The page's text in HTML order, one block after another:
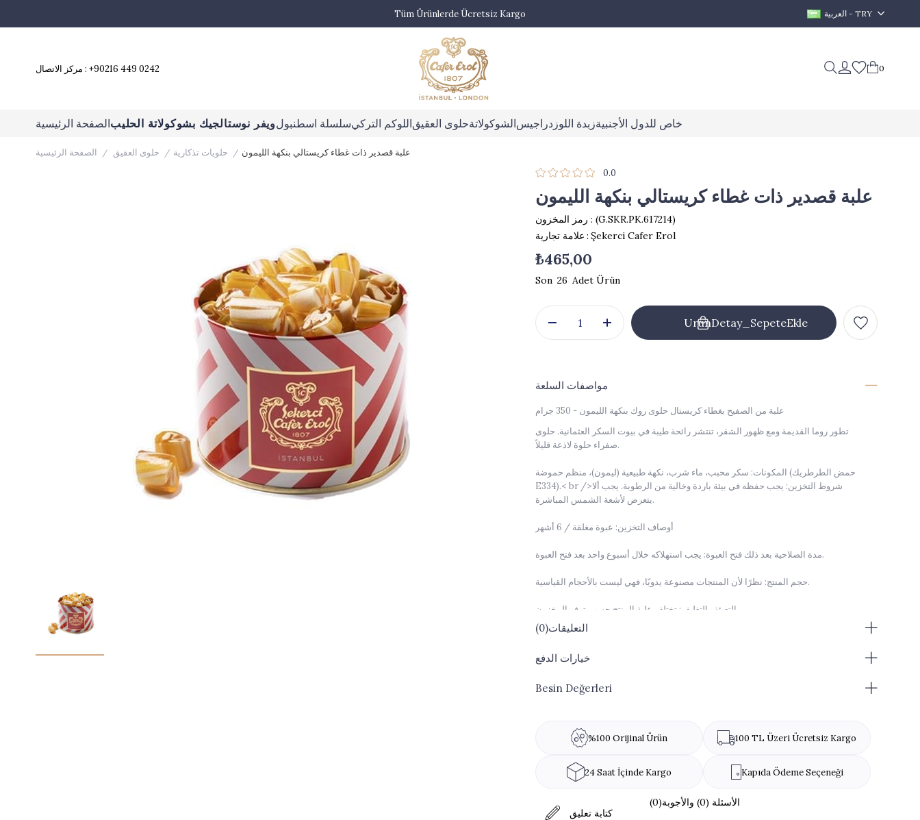
Tüm Ürünlerde Ücretsiz Kargo العربية - TRY
مركز الاتصال : +90216 449 0242 0
الصفحة الرئيسيةويفر نوستالجيك بشوكولاتة الحليبسلسلة اسطنبولاللوكم التركيحلوى العقيقالشوكولاتةدراجيس زبدة اللوزخاص للدول الأجنبية
الصفحة الرئيسية حلوى العقيق حلويات تذكارية
علبة قصدير ذات غطاء كريستالي بنكهة الليمون
0.0
علبة قصدير ذات غطاء كريستالي بنكهة الليمون
رمز المخزون
(G.SKR.PK.617214)
علامة تجارية : Şekerci Cafer Erol
₺465,00
26
مواصفات السلعة
علبة من الصفيح بغطاء كريستال حلوى روك بنكهة الليمون - 350 جرام
تطور روما القديمة ومع ظهور الشقر، تنتشر رائحة طيبة في بيوت السكر العثمانية. حلوى
صفراء حلوة لاذعة قليلاً.
المكونات: سكر محبب، ماء شرب، نكهة طبيعية (ليمون)، منظم حموضة (حمض الطرطريك
E334).< br />شروط التخزين: يجب حفظه في بيئة باردة وخالية من الرطوبة. يجب ألا
يتعرض لأشعة الشمس المباشرة.
أوصاف التخزين: عبوة مغلقة / 6 أشهر
مدة الصلاحية بعد ذلك فتح العبوة: يجب استهلاكه خلال أسبوع واحد بعد فتح العبوة.
حجم المنتج: نظرًا لأن المنتجات مصنوعة يدويًا، فهي ليست بالأحجام القياسية.
التعليقات(0)
خيارات الدفع
Besin Değerleri
%100 Orijinal Ürün 100 TL Üzeri Ücretsiz Kargo
24 Saat İçinde Kargo Kapıda Ödeme Seçeneği
كتابة تعليق
(0)الأسئلة (0) والأجوبة